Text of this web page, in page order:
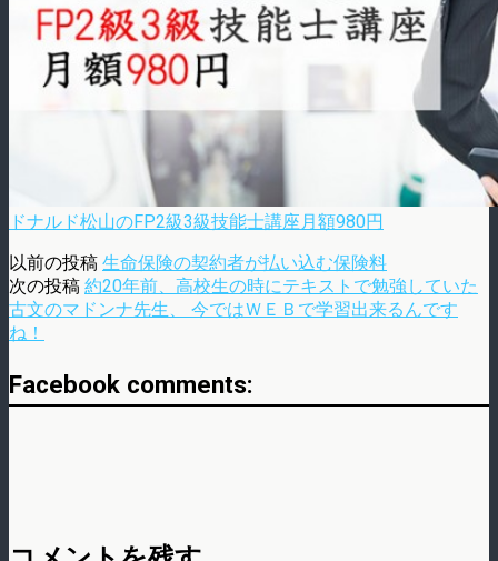
ドナルド松山のFP2級3級技能士講座月額980円
以前の投稿 生命保険の契約者が払い込む保険料
次の投稿 約20年前、高校生の時にテキストで勉強していた
古文のマドンナ先生、 今ではＷＥＢで学習出来るんです
ね！
Facebook comments: